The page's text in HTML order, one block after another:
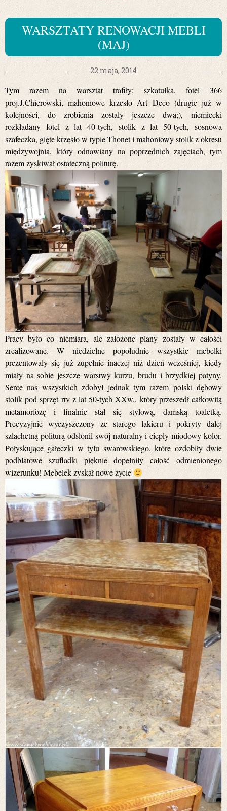
WARSZTATY RENOWACJI MEBLI
(MAJ)
22 maja, 2014
Tym razem na warsztat trafiły: szkatułka, fotel 366
proj.J.Chierowski, mahoniowe krzesło Art Deco (drugie już w
kolejności, do zrobienia zostały jeszcze dwa;), niemiecki
rozkładany fotel z lat 40-tych, stolik z lat 50-tych, sosnowa
szafeczka, gięte krzesło w typie Thonet i mahoniowy stolik z okresu
międzywojnia, który odnawiany na poprzednich zajęciach, tym
razem zyskiwał ostateczną politurę.
Pracy było co niemiara, ale założone plany zostały w całości
zrealizowane. W niedzielne popołudnie wszystkie mebelki
prezentowały się już zupełnie inaczej niż dzień wcześniej, kiedy
miały na sobie jeszcze warstwy kurzu, brudu i brzydkiej patyny.
Serce nas wszystkich zdobył jednak tym razem polski dębowy
stolik pod sprzęt rtv z lat 50-tych XXw., który przeszedł całkowitą
metamorfozę i finalnie stał się stylową, damską toaletką.
Precyzyjnie wyczyszczony ze starego lakieru i pokryty dalej
szlachetną politurą odsłonił swój naturalny i ciepły miodowy kolor.
Połyskujące gałeczki w tylu swarowskiego, które ozdobiły dwie
podblatowe szufladki pięknie dopełniły całość odmienionego
wizerunku! Mebelek zyskał nowe życie